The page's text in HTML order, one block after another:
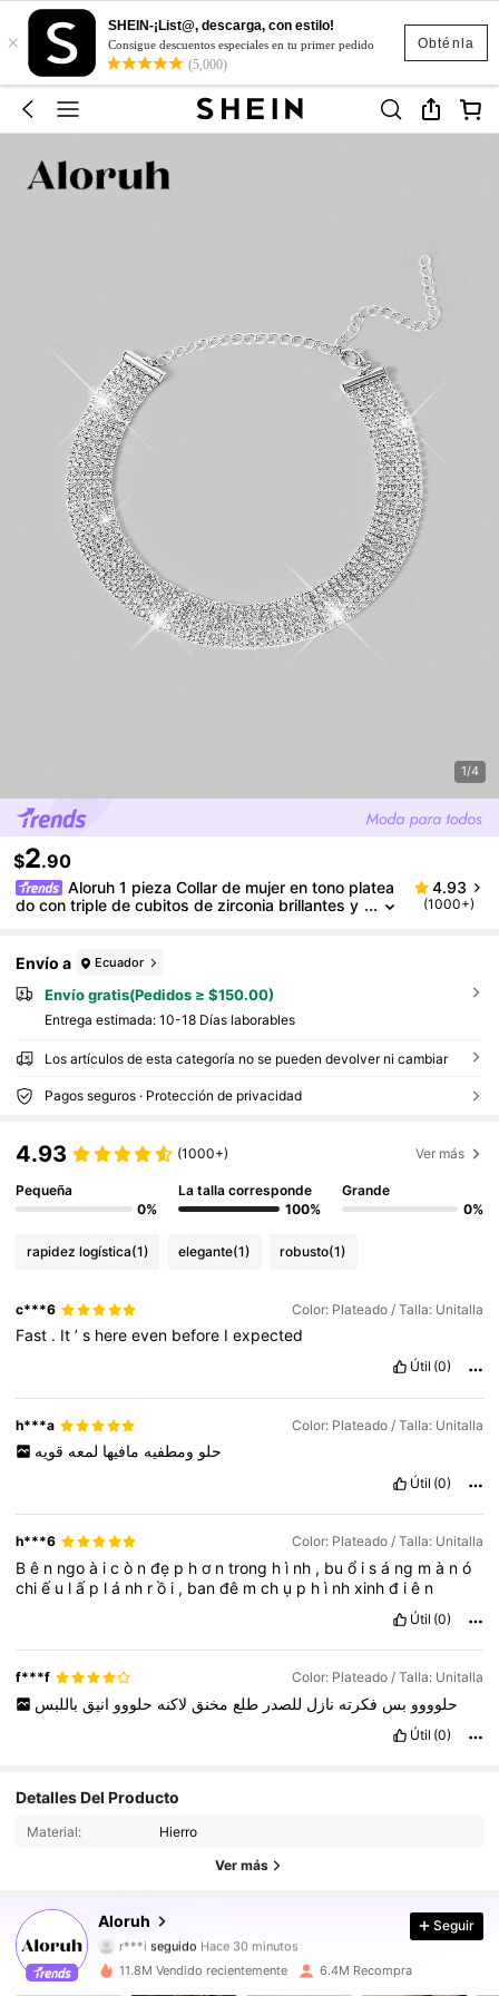
Obténla
×
SHEIN-¡List@, descarga, con estilo!
Consigue descuentos especiales en tu primer pedido
(5,000)
1/4
$2.90
Aloruh 1 pieza Collar de mujer en tono platea
do con triple de cubitos de zirconia brillantes y
4.93
(1000+)
Envío a Ecuador
Envío gratis(Pedidos ≥ $150.00)
Entrega estimada: 10-18 Días laborables
Los artículos de esta categoría no se pueden devolver ni cambiar
Pagos seguros · Protección de privacidad
4.93 (1000+) Ver más
Pequeña
0%
La talla corresponde
100%
Grande
0%
rapidez logística(1) elegante(1) robusto(1)
c***6 Color: Plateado / Talla: Unitalla
Fast . It’s hereeven before Iexpected
Útil (0)
h***a Color: Plateado / Talla: Unitalla
حلو ومطفيه مافيها لمعه قويه
Útil (0)
h***6 Color: Plateado / Talla: Unitalla
Bê n ngoà icò nđẹ p hơ ntrong hì nh , buổ isá ng mà nó
chiế u lấ p lá nh rồ i , banđê mch ụ p hì nhxinhđ iê n
Útil (0)
f***f Color: Plateado / Talla: Unitalla
حلوووو بس فكرته نازل للصدرطلع مخنق لاكنه حلووو انيق باللبس
Útil (0)
Detalles Del Producto
Material: Hierro
Ver más
Aloruh
4.87 2.6M Seguidores
2.6M Seguidores
r***i seguido Hace 30 minutos
4.87
Seguir
11.8M Vendido recientemente 6.4M Recompra